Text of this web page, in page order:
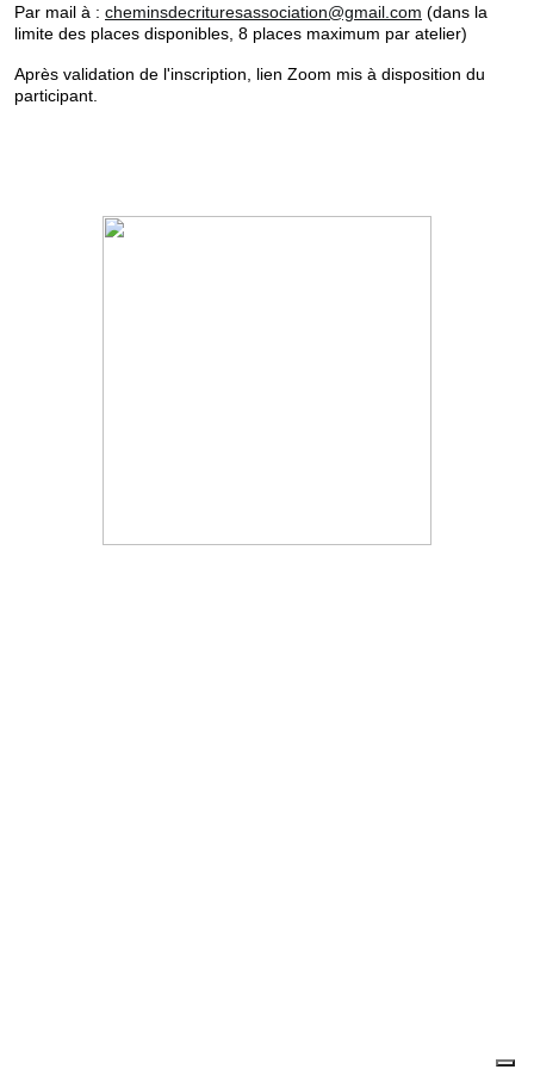
Par mail à : cheminsdecrituresassociation@gmail.com (dans la
limite des places disponibles, 8 places maximum par atelier)
Après validation de l'inscription, lien Zoom mis à disposition du
participant.